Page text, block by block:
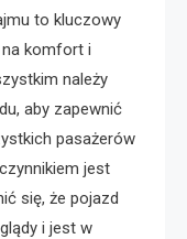
to kluczowy
komfort i
należy
aby zapewnić
pasażerów
jest
się, że pojazd
i jest w